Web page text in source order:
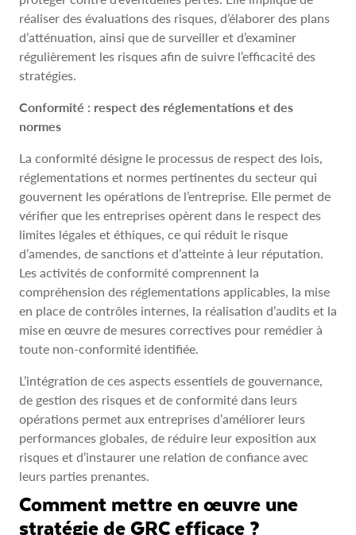
réaliser des évaluations des risques, d’élaborer des plans
d’atténuation, ainsi que de surveiller et d’examiner
régulièrement les risques afin de suivre l’efficacité des
stratégies.
Conformité : respect des réglementations et des
normes
La conformité désigne le processus de respect des lois,
réglementations et normes pertinentes du secteur qui
gouvernent les opérations de l’entreprise. Elle permet de
vérifier que les entreprises opèrent dans le respect des
limites légales et éthiques, ce qui réduit le risque
d’amendes, de sanctions et d’atteinte à leur réputation.
Les activités de conformité comprennent la
compréhension des réglementations applicables, la mise
en place de contrôles internes, la réalisation d’audits et la
mise en œuvre de mesures correctives pour remédier à
toute non‑conformité identifiée.
L’intégration de ces aspects essentiels de gouvernance,
de gestion des risques et de conformité dans leurs
opérations permet aux entreprises d’améliorer leurs
performances globales, de réduire leur exposition aux
risques et d’instaurer une relation de confiance avec
leurs parties prenantes.
Comment mettre en œuvre une
stratégie de GRC efficace ?